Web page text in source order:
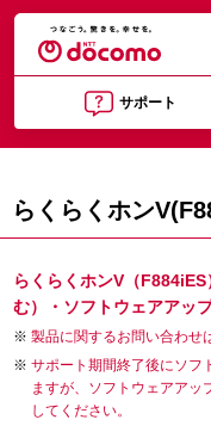
サポート
らくらくホン
らくらくホンV（
む）・ソフトウェアアッ
製品に関するお問い合わせ
サポート期間終了後にソフ
ますが、ソフトウェアアッ
してください。